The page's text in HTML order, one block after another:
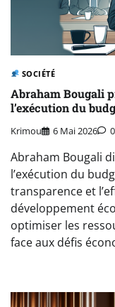
SOCIÉTÉ
Abraham Bougali
l’exécution du
Krimou 6 Mai 2026 0
Abraham Bougali
l’exécution du
transparence et
développement
optimiser les
face aux défis